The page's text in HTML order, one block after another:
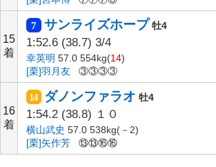
15
着
7 サンライズホープ 牡4
1:52.6 (38.7) 3/4
幸英明 57.0 554kg(14)
[栗]羽月友
③③③③
16
着
14 ダノンファラオ 牡4
1:54.2 (38.8) １０
横山武史 57.0 538kg(－2)
[栗]矢作芳
⑬⑬⑯⑯